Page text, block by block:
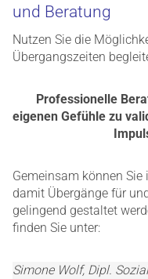
und Beratung
Nutzen Sie die
Übergangszeiten
Professionelle
eigenen Gefühle zu
Gemeinsam können
damit Übergänge für
gelingend gestaltet
finden Sie unter:
Simone Wolf, Dipl.